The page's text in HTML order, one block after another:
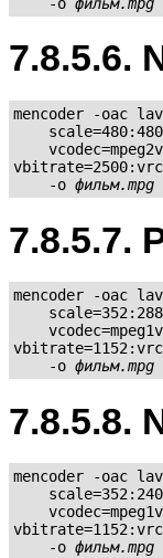
7.8.5.6.
mencoder -oac
    -o
фильм.mpg
7.8.5.7.
mencoder -oac
    -o
фильм.mpg
7.8.5.8.
mencoder -oac
    -o
фильм.mpg